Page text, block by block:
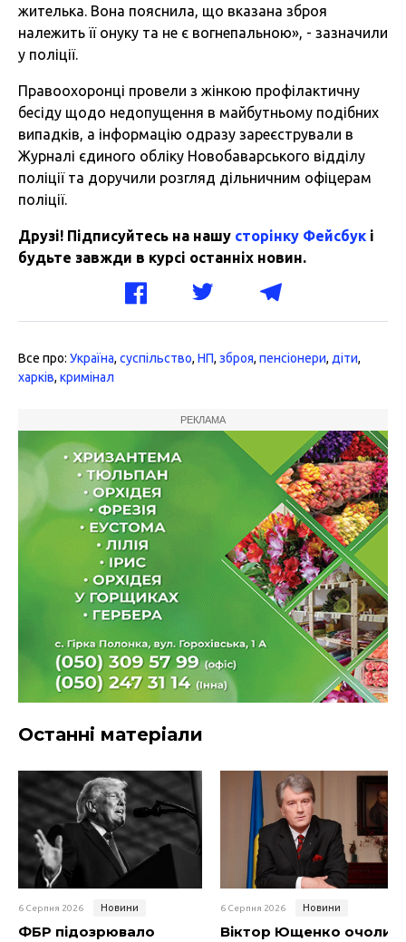
жителька. Вона пояснила, що вказана зброя
належить її онуку та не є вогнепальною», - зазначили
у поліції.
Правоохоронці провели з жінкою профілактичну
бесіду щодо недопущення в майбутньому подібних
випадків, а інформацію одразу зареєстрували в
Журналі єдиного обліку Новобаварського відділу
поліції та доручили розгляд дільничним офіцерам
поліції.
Друзі! Підписуйтесь на нашу сторінку Фейсбук і
будьте завжди в курсі останніх новин.
Все про: Україна, суспільство, НП, зброя, пенсіонери, діти,
харків, кримінал
РЕКЛАМА
Останні матеріали
6 Серпня 2026 Новини
ФБР підозрювало
6 Серпня 2026 Новини
Віктор Ющенко очолив